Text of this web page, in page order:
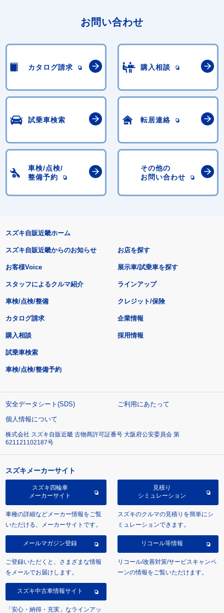
お問い合わせ
カタログ請求 購入相談
試乗車検索 転居連絡
車検/点検/
整備予約
その他の
お問い合わせ
スズキ自販近畿ホーム
スズキ自販近畿からのお知らせ
お客様Voice
スタッフによるクルマ紹介
お店を探す
展示車/試乗車を探す
ラインアップ
車検/点検/整備 クレジット/保険
カタログ請求
購入相談
試乗車検索
車検/点検/整備予約
企業情報
採用情報
安全データシート(SDS)
ご利用にあたって
個人情報について
株式会社 スズキ自販近畿 古物商許可証番号 大阪府公安委員会 第
621121102187号
スズキメーカーサイト
スズキ四輪車
メーカーサイト
車種の詳細などメーカー情報をご覧
いただける、メーカーサイトです。
見積り
シミュレーション
スズキのクルマの見積りを簡単にシ
ミュレーションできます。
メールマガジン登録
ご登録いただくと、さまざまな情報
をメールでお届けします。
リコール等情報
リコール/改善対策/サービスキャンペ
ーンの情報をご覧いただけます。
スズキ中古車情報サイト
「安心・納得・充実」なラインアッ